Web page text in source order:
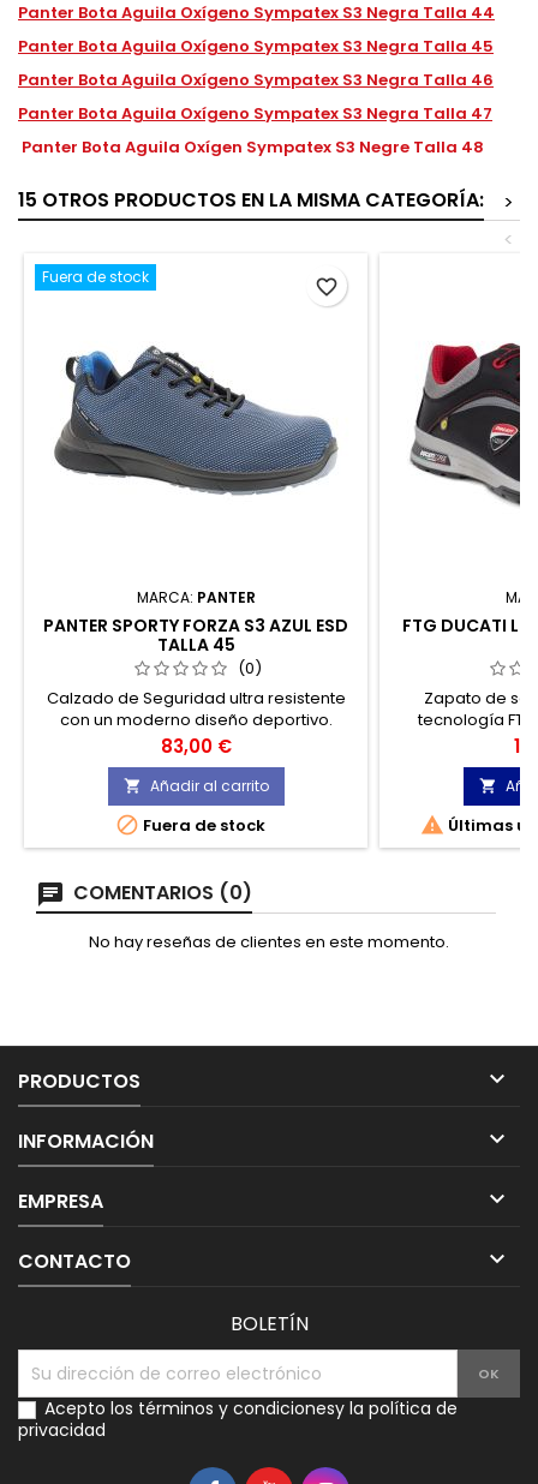
Panter Bota Aguila Oxígeno Sympatex S3 Negra Talla 44
Panter Bota Aguila Oxígeno Sympatex S3 Negra Talla 45
Panter Bota Aguila Oxígeno Sympatex S3 Negra Talla 46
Panter Bota Aguila Oxígeno Sympatex S3 Negra Talla 47
Panter Bota Aguila Oxígen Sympatex S3 Negre Talla 48
15 OTROS PRODUCTOS EN LA MISMA CATEGORÍA:
>
<
Fuera de stock
MARCA: PANTER
PANTER SPORTY FORZA S3 AZUL ESD
TALLA 45
(0)
Calzado de Seguridad ultra resistente
con un moderno diseño deportivo.
Incorpora la nueva tecnología
ARMOTEX® , resistencia 10 veces superior
a los actuales materiales, utilizados en
condiciones extremas. Fabricación
respetuosa con el medio ambiente.
Precio
83,00 €
 Añadir al carrito
 Fuera de stock
favorite_border
FTG DUCATI LE
Zapato de
tecnología

 Últimas
COMENTARIOS (0)
No hay reseñas de clientes en este momento.
PRODUCTOS 
INFORMACIÓN 
EMPRESA 
CONTACTO 
BOLETÍN
Acepto los términos y condicionesy la política de
privacidad